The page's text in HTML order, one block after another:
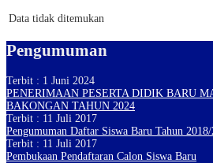
Data tidak ditemukan
Pengumuman
Terbit : 1 Juni 2024
PENERIMAAN PESERTA DIDIK BARU
BAKONGAN TAHUN 2024
Terbit : 11 Juli 2017
Pengumuman Daftar Siswa Baru Tahun
Terbit : 11 Juli 2017
Pembukaan Pendaftaran Calon Siswa Baru